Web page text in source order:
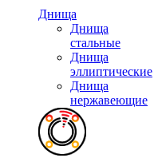
Днища
Днища
стальные
Днища
эллиптические
Днища
нержавеющие